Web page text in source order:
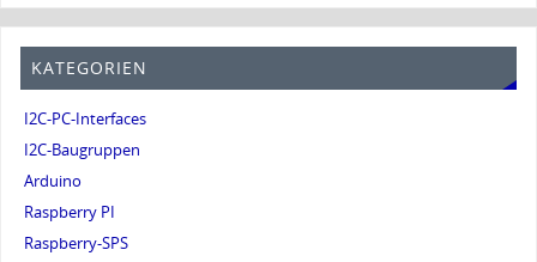
KATEGORIEN
I2C-PC-Interfaces
I2C-Baugruppen
Arduino
Raspberry PI
Raspberry-SPS